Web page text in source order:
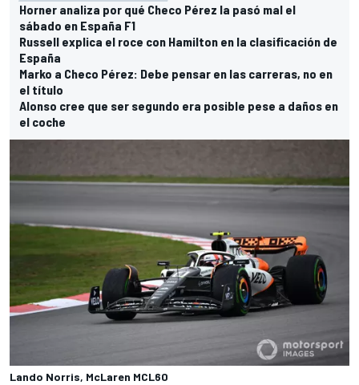
Horner analiza por qué Checo Pérez la pasó mal el
sábado en España F1
Russell explica el roce con Hamilton en la clasificación de
España
Marko a Checo Pérez: Debe pensar en las carreras, no en
el título
Alonso cree que ser segundo era posible pese a daños en
el coche
Lando Norris, McLaren MCL60